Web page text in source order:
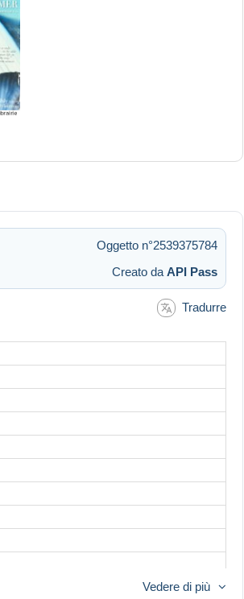
Oggetto n°2539375784
Creato da API Pass
Tradurre
Vedere di più